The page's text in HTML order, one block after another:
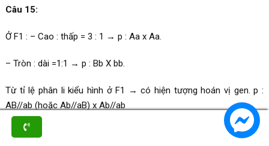
Câu 15:
Ở F1 : – Cao : thấp = 3 : 1 → p : Aa x Aa.
– Tròn : dài =1:1 → p : Bb X bb.
Từ tỉ lệ phân li kiểu hình ở F1 → có hiện tượng hoán vị gen. p :
AB//ab (hoặc Ab//aB) x Ab//ab
F1 CÓ 15% thấp, dài (ab//ab) = 0,5ab x 0,3ab → kiểu gen của p là :